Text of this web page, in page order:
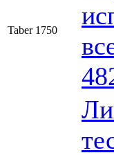
Taber 1750